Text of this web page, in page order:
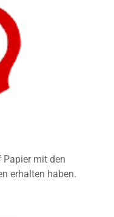
mit den
erhalten haben.